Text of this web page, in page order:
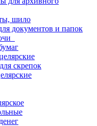
шило
документов и папок
скрепок